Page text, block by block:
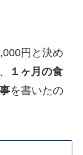
円と決め
１ヶ月の食
を書いたの